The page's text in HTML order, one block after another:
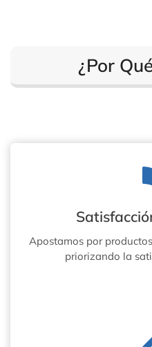
¿Por
Apostamos por
priorizando la